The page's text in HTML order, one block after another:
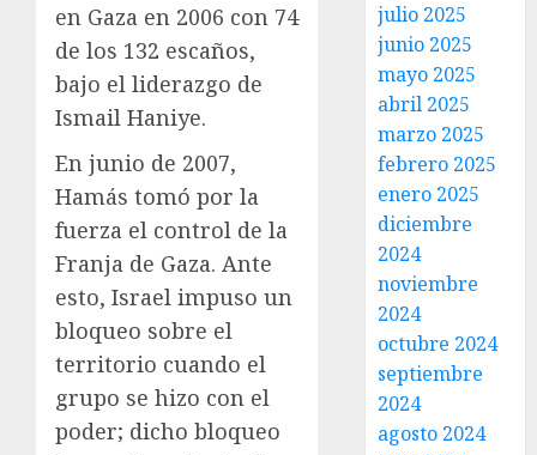
en Gaza en 2006 con 74
de los 132 escaños,
bajo el liderazgo de
Ismail Haniye.
En junio de 2007,
Hamás tomó por la
fuerza el control de la
Franja de Gaza. Ante
esto, Israel impuso un
bloqueo sobre el
territorio cuando el
grupo se hizo con el
poder; dicho bloqueo
julio 2025
junio 2025
mayo 2025
abril 2025
marzo 2025
febrero 2025
enero 2025
diciembre
2024
noviembre
2024
octubre 2024
septiembre
2024
agosto 2024